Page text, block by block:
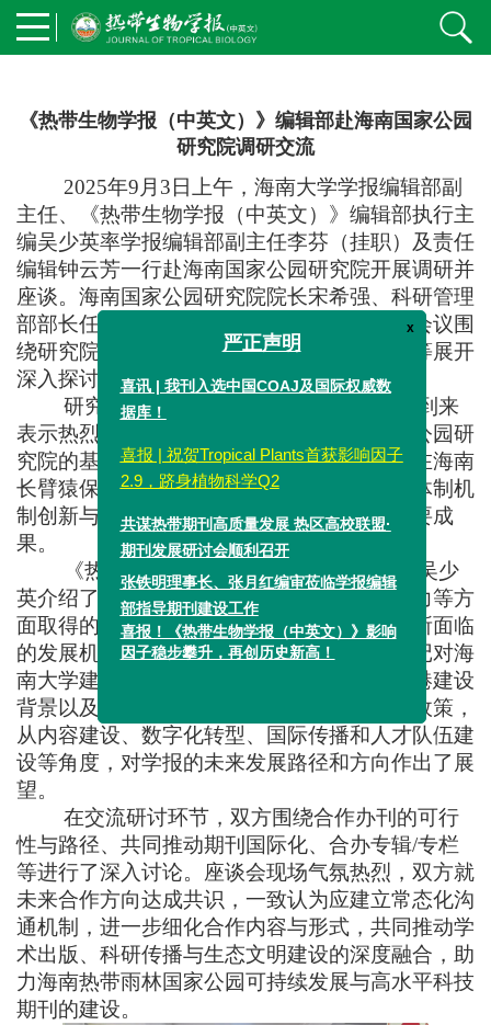
《热带生物学报（中英文）》编辑部赴海南国家公园
研究院调研交流
2025年9 月 3 日 上午 ， 海南大学学报编辑部副
主任、 《热带生物学报（中英文）》 编辑部执行主
编吴少英率学报编辑部副主任李芬 （挂职） 及责任
编辑钟云芳一行赴海南国家公园研究院开展调研并
座谈。海南国家公园研究院院长宋希强、科研管理
部部长任明迅及科研团队代表
。会议 围
绕研究院和生物学报的发展建设、科研合作等展开
深入探讨。
研究院宋希强院长对学报编辑部一行的到来
表示热烈欢迎
介绍了海南国家公园研
究院的基本情况并重点展示了研究院近年来在海南
长臂猿保护、优先保护物种研究、国家公园体制机
制创新与生态文明实践等领域取得的多项重要成
果。
《热带生物学报（中英文）》 执行主编
吴少
英介绍了
学报的创刊历程及
在提升学术影响力等方
面取得的成绩与 荣誉，深入分析了学报当前所面临
的发展机遇与现实瓶颈，并结合习近平总书记对海
南大学建设世界一流学科的指示、海南自贸港建设
背景以及国家推动科技期刊繁荣
的相关政策，
从内容建设、数字化转型、国际传播和人才队伍建
设等角度， 对学报的未来发展路径和方向作出了 展
望。
在交流研讨环节，双方围绕合作办刊的可行
性与路径、 共同推动期刊 国际化、合办专辑/专栏
等进行了深入讨论。座谈会现场气氛热烈，双方就
未来合作方向达成共识 ， 一致认为应建立常态化沟
通机制，进一步细化合作内容与形式，共同推动学
术出版、科研传播与生态文明建设的深度融合，助
力海南热带雨林国家公园可持续发展与高水平科技
期刊 的建设。
x
严正声明
喜讯 | 我刊入选中国COAJ及国际权威数
据库！
喜报 | 祝贺Tropical Plants首获影响因子
2.9，跻身植物科学Q2
共谋热带期刊高质量发展 热区高校联盟·
期刊发展研讨会顺利召开
张铁明理事长、张月红编审莅临学报编辑
部指导期刊建设工作
喜报！《热带生物学报（中英文）》影响
因子稳步攀升，再创历史新高！